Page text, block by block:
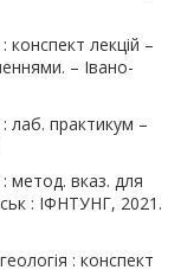
конспект лекцій –
– Івано-
лаб. практикум –
метод. вказ. для
: ІФНТУНГ, 2021.
: конспект